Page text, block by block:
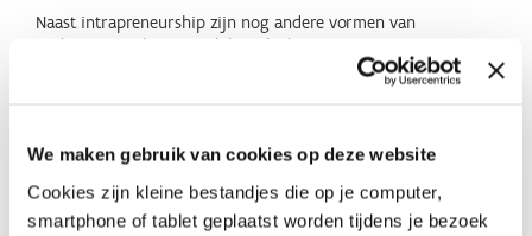
We maken gebruik van cookies op deze website
Cookies zijn kleine bestandjes die op je computer,
smartphone of tablet geplaatst worden tijdens je bezoek
Naast intrapreneurship zijn nog andere vormen van
ondernemerschap mogelijk zoals de overstap van
ondernemerschap in bijberoep naar hoofdberoep,
ondernemerschap vanuit een uniek vakmanschap en
verschillende invalshoeken van ondernemerschap vragen om
specifieke vormen van ondersteuning, waar we binnen deze
doelstelling aan tegemoet willen komen.